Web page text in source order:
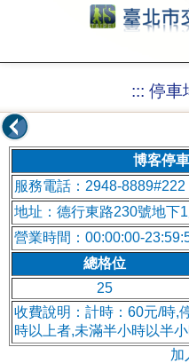
::: 停車
博客停
服務電話：2948-8889#222
地址：德行東路230號地下
營業時間：00:00:00-
總格位
25
收費說明：計時：60元/時,
時以上者,未滿半小時以半
加